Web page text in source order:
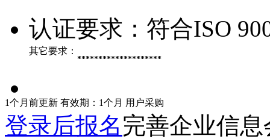
认证要求： 符合ISO
其它要求：
********************
1个月前更新 有效期：1个月 用户采购
登录后报名完善企业信